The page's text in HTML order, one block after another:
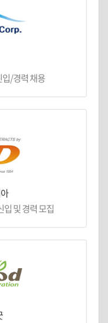
입/경력 채용
및 경력 모집